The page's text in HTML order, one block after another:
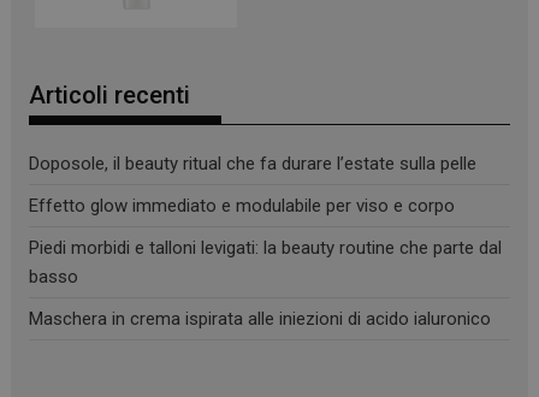
Articoli recenti
Doposole, il beauty ritual che fa durare l’estate sulla pelle
Effetto glow immediato e modulabile per viso e corpo
Piedi morbidi e talloni levigati: la beauty routine che parte dal
basso
Maschera in crema ispirata alle iniezioni di acido ialuronico